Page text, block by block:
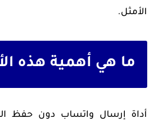
الأمثل.
ما هي أهمية هذه
أداة إرسال واتساب دون حفظ